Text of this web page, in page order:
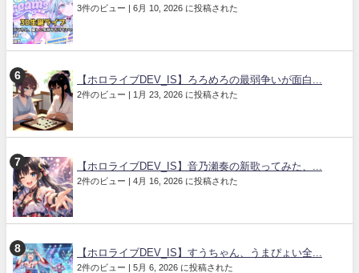
3件のビュー | 6月 10, 2026 に投稿された
【ホロライブDEV_IS】ろろめろの最弱争いが面白...
2件のビュー | 1月 23, 2026 に投稿された
【ホロライブDEV_IS】音乃瀬奏の新歌ってみた、...
2件のビュー | 4月 16, 2026 に投稿された
【ホロライブDEV_IS】すうちゃん、うまぴょい全...
2件のビュー | 5月 6, 2026 に投稿された